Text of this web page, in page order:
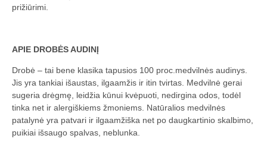
prižiūrimi.
APIE DROBĖS AUDINĮ
Drobė – tai bene klasika tapusios 100 proc.medvilnės audinys.
Jis yra tankiai išaustas, ilgaamžis ir itin tvirtas. Medvilnė gerai
sugeria drėgmę, leidžia kūnui kvėpuoti, nedirgina odos, todėl
tinka net ir alergiškiems žmoniems. Natūralios medvilnės
patalynė yra patvari ir ilgaamžiška net po daugkartinio skalbimo,
puikiai išsaugo spalvas, neblunka.